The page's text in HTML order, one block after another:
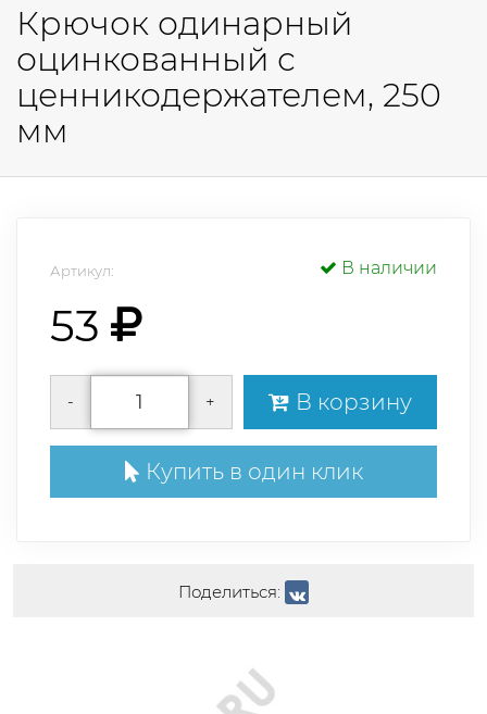
Крючок одинарный
оцинкованный с
ценникодержателем, 250
мм
Артикул: В наличии
53
- + В корзину
Купить в один клик
Поделиться: